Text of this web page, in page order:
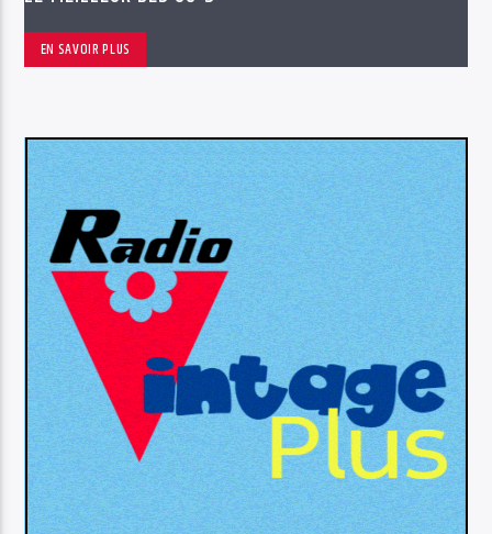
EN SAVOIR PLUS